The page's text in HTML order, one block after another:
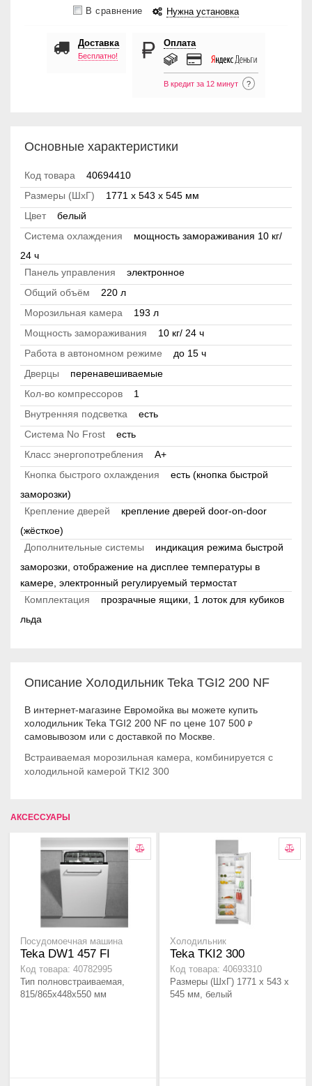
В сравнение Нужна установка
Доставка
Бесплатно!
Оплата
В кредит за 12 минут ?
Основные характеристики
Код товара
40694410
Размеры (ШхГ)
1771 х 543 х 545 мм
Цвет
белый
Система охлаждения
мощность замораживания 10 кг/
24 ч
Панель управления
электронное
Общий объём
220 л
Морозильная камера
193 л
Мощность замораживания
10 кг/ 24 ч
Работа в автономном режиме
до 15 ч
Дверцы
перенавешиваемые
Кол-во компрессоров
1
Внутренняя подсветка
есть
Система No Frost
есть
Класс энергопотребления
А+
Кнопка быстрого охлаждения
есть (кнопка быстрой
заморозки)
Крепление дверей
крепление дверей door-on-door
(жёсткое)
Дополнительные системы
индикация режима быстрой
заморозки, отображение на дисплее температуры в
камере, электронный регулируемый термостат
Комплектация
прозрачные ящики, 1 лоток для кубиков
льда
Описание Холодильник Teka TGI2 200 NF
В интернет-магазине Евромойка вы можете купить
холодильник Teka TGI2 200 NF по цене 107 500 ₽
самовывозом или с доставкой по Москве.
Встраиваемая морозильная камера, комбинируется с
холодильной камерой TKI2 300
АКСЕССУАРЫ
Посудомоечная машина
Teka DW1 457 FI
Код товара: 40782995
Тип полновстраиваемая,
815/865х448х550 мм
Холодильник
Teka TKI2 300
Код товара: 40693310
Размеры (ШхГ) 1771 х 543 х
545 мм, белый